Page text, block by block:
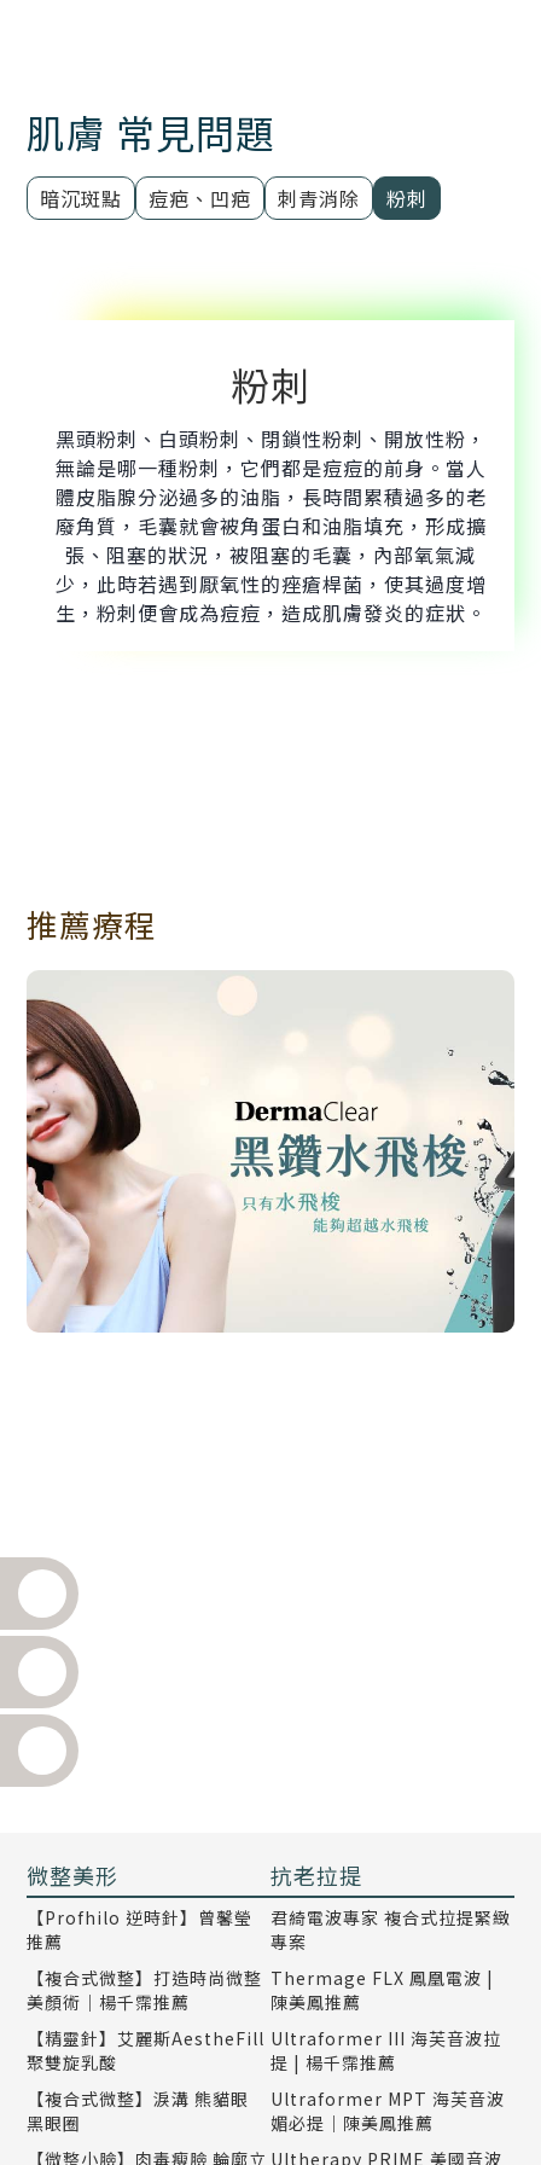
肌膚 常見問題
暗沉斑點 痘疤、凹疤 刺青消除 粉刺
粉刺
黑頭粉刺、白頭粉刺、閉鎖性粉刺、開放性粉，
無論是哪一種粉刺，它們都是痘痘的前身。當人
體皮脂腺分泌過多的油脂，長時間累積過多的老
廢角質，毛囊就會被角蛋白和油脂填充，形成擴
張、阻塞的狀況，被阻塞的毛囊，內部氧氣減
少，此時若遇到厭氧性的痤瘡桿菌，使其過度增
生，粉刺便會成為痘痘，造成肌膚發炎的症狀。
推薦療程
微整美形
【Profhilo 逆時針】曾馨瑩
推薦
【複合式微整】打造時尚微整
美顏術｜楊千霈推薦
【精靈針】艾麗斯AestheFill
聚雙旋乳酸
【複合式微整】淚溝 熊貓眼
黑眼圈
【微整小臉】肉毒瘦臉 輪廓立
抗老拉提
君綺電波專家 複合式拉提緊緻
專案
Thermage FLX 鳳凰電波 |
陳美鳳推薦
Ultraformer III 海芙音波拉
提 | 楊千霈推薦
Ultraformer MPT 海芙音波
媚必提｜陳美鳳推薦
Ultherapy PRIME 美國音波